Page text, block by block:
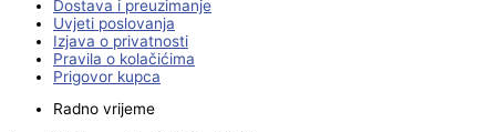
Dostava i preuzimanje
Uvjeti poslovanja
Izjava o privatnosti
Pravila o kolačićima
Prigovor kupca
Radno vrijeme